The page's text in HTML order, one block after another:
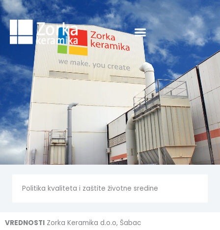
Skip
to
content
Politika kvaliteta i zaštite životne sredine
VREDNOSTI Zorka Keramika d.o.o, Šabac